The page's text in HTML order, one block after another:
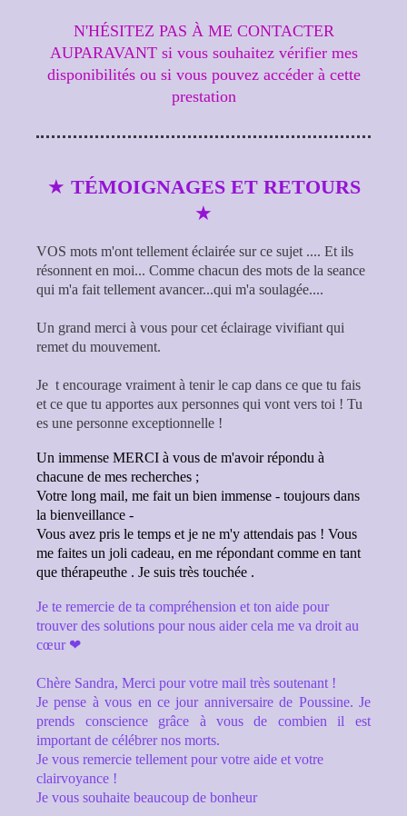
N'HÉSITEZ PAS À ME CONTACTER
AUPARAVANT si vous souhaitez vérifier mes
disponibilités ou si vous pouvez accéder à cette
prestation
★ TÉMOIGNAGES ET RETOURS
★
VOS mots m'ont tellement éclairée sur ce sujet .... Et ils
résonnent en moi... Comme chacun des mots de la seance
qui m'a fait tellement avancer...qui m'a soulagée....
Un grand merci à vous pour cet éclairage vivifiant qui
remet du mouvement.
Je t encourage vraiment à tenir le cap dans ce que tu fais
et ce que tu apportes aux personnes qui vont vers toi ! Tu
es une personne exceptionnelle !
Un immense MERCI à vous de m'avoir répondu à
chacune de mes recherches ;
Votre long mail, me fait un bien immense - toujours dans
la bienveillance -
Vous avez pris le temps et je ne m'y attendais pas ! Vous
me faites un joli cadeau, en me répondant comme en tant
que thérapeuthe . Je suis très touchée .
Je te remercie de ta compréhension et ton aide pour
trouver des solutions pour nous aider cela me va droit au
cœur ❤
Chère Sandra, Merci pour votre mail très soutenant !
Je pense à vous en ce jour anniversaire de Poussine. Je
prends conscience grâce à vous de combien il est
important de célébrer nos morts.
Je vous remercie tellement pour votre aide et votre
clairvoyance !
Je vous souhaite beaucoup de bonheur